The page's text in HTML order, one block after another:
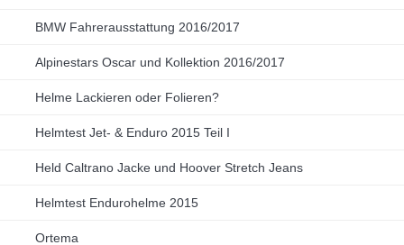
BMW Fahrerausstattung 2016/2017
Alpinestars Oscar und Kollektion 2016/2017
Helme Lackieren oder Folieren?
Helmtest Jet- & Enduro 2015 Teil I
Held Caltrano Jacke und Hoover Stretch Jeans
Helmtest Endurohelme 2015
Ortema